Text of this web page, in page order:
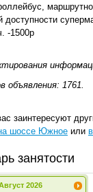
доступности
-1500р
объявления: 1761.
заинтересуют
шоссе Южное или
занятости
2026